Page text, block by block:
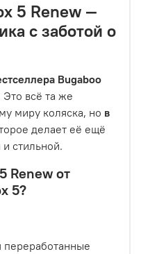
5 Renew —
с заботой о
Bugaboo
Это всё та же
миру коляска, но в
делает её ещё
стильной.
Renew от
5?
переработанные